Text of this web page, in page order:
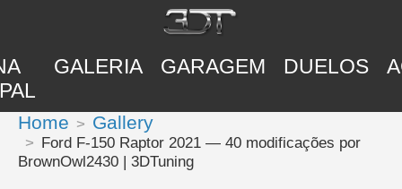
GALERIA GARAGEM DUELOS
Home Gallery
Ford F-150 Raptor 2021 — 40 modificações por
BrownOwl2430 | 3DTuning